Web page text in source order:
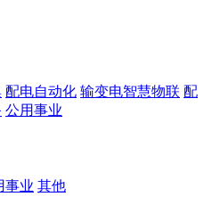
配电自动化 输变电智慧物联 配
公用事业
事业 其他